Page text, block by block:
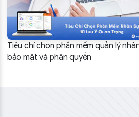
Tiêu chí chọn phần mềm quản lý
bảo mật và phân quyền